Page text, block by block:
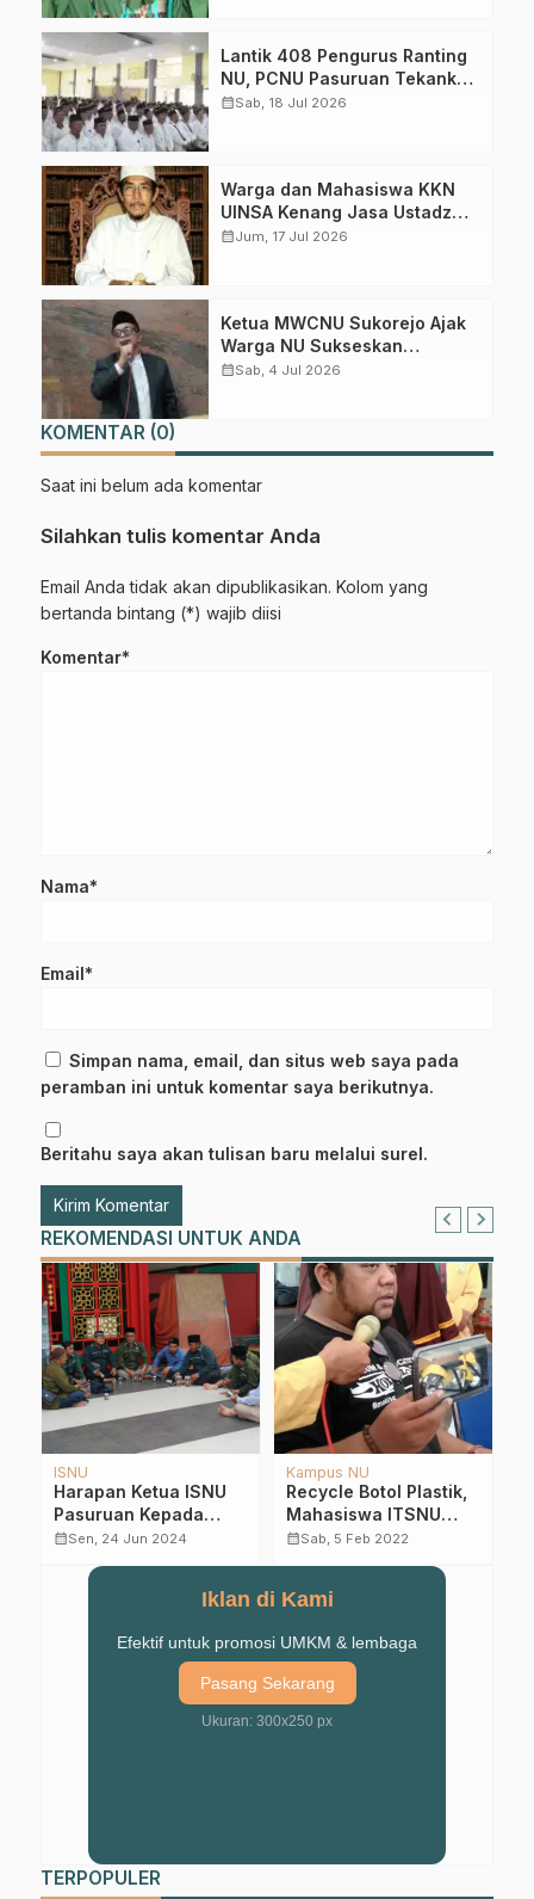
Gabung Channel WhatsApp NU
Dapatkan info kegiatan, kajian, dan berita terbaru langsung dari
sumber resmi NU Pasuruan.
Lantik 408 Pengurus Ranting
NU, PCNU Pasuruan Tekankan
Literasi dan Loyalitas
calendar_monthSab, 18 Jul 2026
Warga dan Mahasiswa KKN
UINSA Kenang Jasa Ustadz
Ahmad Syafi’i, Guru Ngaji
calendar_monthJum, 17 Jul 2026
Ketua MWCNU Sukorejo Ajak
Warga NU Sukseskan
Muktamar dan Perkuat
calendar_monthSab, 4 Jul 2026
KOMENTAR (0)
Saat ini belum ada komentar
Silahkan tulis komentar Anda
Email Anda tidak akan dipublikasikan. Kolom yang
bertanda bintang (*) wajib diisi
Komentar*
Nama*
Email*
Simpan nama, email, dan situs web saya pada
peramban ini untuk komentar saya berikutnya.
Beritahu saya akan tulisan baru melalui surel.
REKOMENDASI UNTUK ANDA
Berita
Banom Perempuan NU
Kabupaten Pasuruan
Tutup Ngaos
Kajian Fiqh Wanita
calendar_monthSen, 24 Mar 2025
Berita
PCNU Kab. Pasuruan
Target Pendataan Aset
Selesai Sebelum
calendar_monthSel, 2 Feb 2021
Iklan di Kami
Efektif untuk promosi UMKM & lembaga
Pasang Sekarang
Ukuran: 300x250 px
TERPOPULER